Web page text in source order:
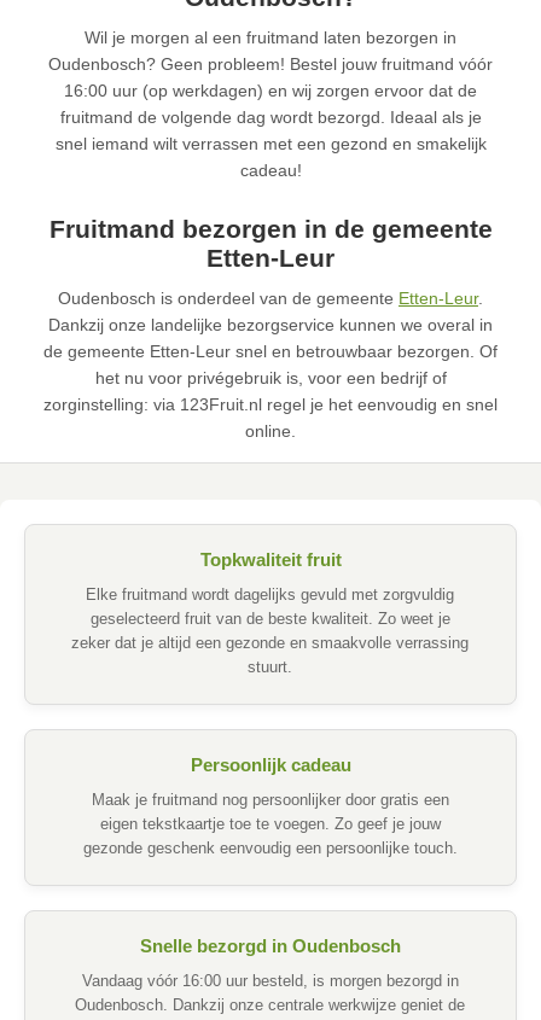
Wil je morgen al een fruitmand laten bezorgen in
Oudenbosch? Geen probleem! Bestel jouw fruitmand vóór
16:00 uur (op werkdagen) en wij zorgen ervoor dat de
fruitmand de volgende dag wordt bezorgd. Ideaal als je
snel iemand wilt verrassen met een gezond en smakelijk
cadeau!
Fruitmand bezorgen in de gemeente
Etten-Leur
Oudenbosch is onderdeel van de gemeente Etten-Leur.
Dankzij onze landelijke bezorgservice kunnen we overal in
de gemeente Etten-Leur snel en betrouwbaar bezorgen. Of
het nu voor privégebruik is, voor een bedrijf of
zorginstelling: via 123Fruit.nl regel je het eenvoudig en snel
online.
Topkwaliteit fruit
Elke fruitmand wordt dagelijks gevuld met zorgvuldig
geselecteerd fruit van de beste kwaliteit. Zo weet je
zeker dat je altijd een gezonde en smaakvolle verrassing
stuurt.
Persoonlijk cadeau
Maak je fruitmand nog persoonlijker door gratis een
eigen tekstkaartje toe te voegen. Zo geef je jouw
gezonde geschenk eenvoudig een persoonlijke touch.
Snelle bezorgd in Oudenbosch
Vandaag vóór 16:00 uur besteld, is morgen bezorgd in
Oudenbosch. Dankzij onze centrale werkwijze geniet de